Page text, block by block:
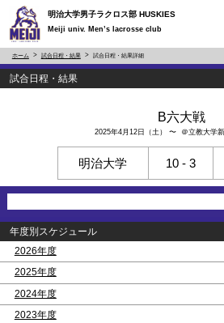
明治大学男子ラクロス部 HUSKIES
Meiji univ. Men’s lacrosse club
ホーム 試合日程・結果 試合日程・結果詳細
試合日程・結果
B六大戦
2025年4月12日（土） 〜 ＠立教大学
明治大学 10 - 3
年度別スケジュール
2026年度
2025年度
2024年度
2023年度